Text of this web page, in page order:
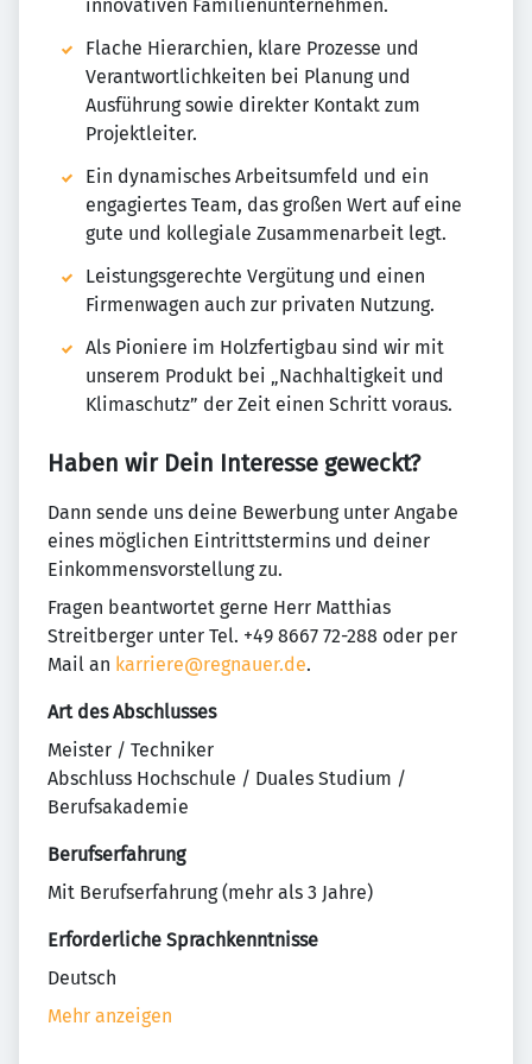
innovativen Familienunternehmen.
Flache Hierarchien, klare Prozesse und
Verantwortlichkeiten bei Planung und
Ausführung sowie direkter Kontakt zum
Projektleiter.
Ein dynamisches Arbeitsumfeld und ein
engagiertes Team, das großen Wert auf eine
gute und kollegiale Zusammenarbeit legt.
Leistungsgerechte Vergütung und einen
Firmenwagen auch zur privaten Nutzung.
Als Pioniere im Holzfertigbau sind wir mit
unserem Produkt bei „Nachhaltigkeit und
Klimaschutz” der Zeit einen Schritt voraus.
Haben wir Dein Interesse geweckt?
Dann sende uns deine Bewerbung unter Angabe
eines möglichen Eintrittstermins und deiner
Einkommensvorstellung zu.
Fragen beantwortet gerne Herr Matthias
Streitberger unter Tel. +49 8667 72-288 oder per
Mail an karriere@regnauer.de.
Art des Abschlusses
Meister / Techniker
Abschluss Hochschule / Duales Studium /
Berufsakademie
Berufserfahrung
Mit Berufserfahrung (mehr als 3 Jahre)
Erforderliche Sprachkenntnisse
Deutsch
Mehr anzeigen